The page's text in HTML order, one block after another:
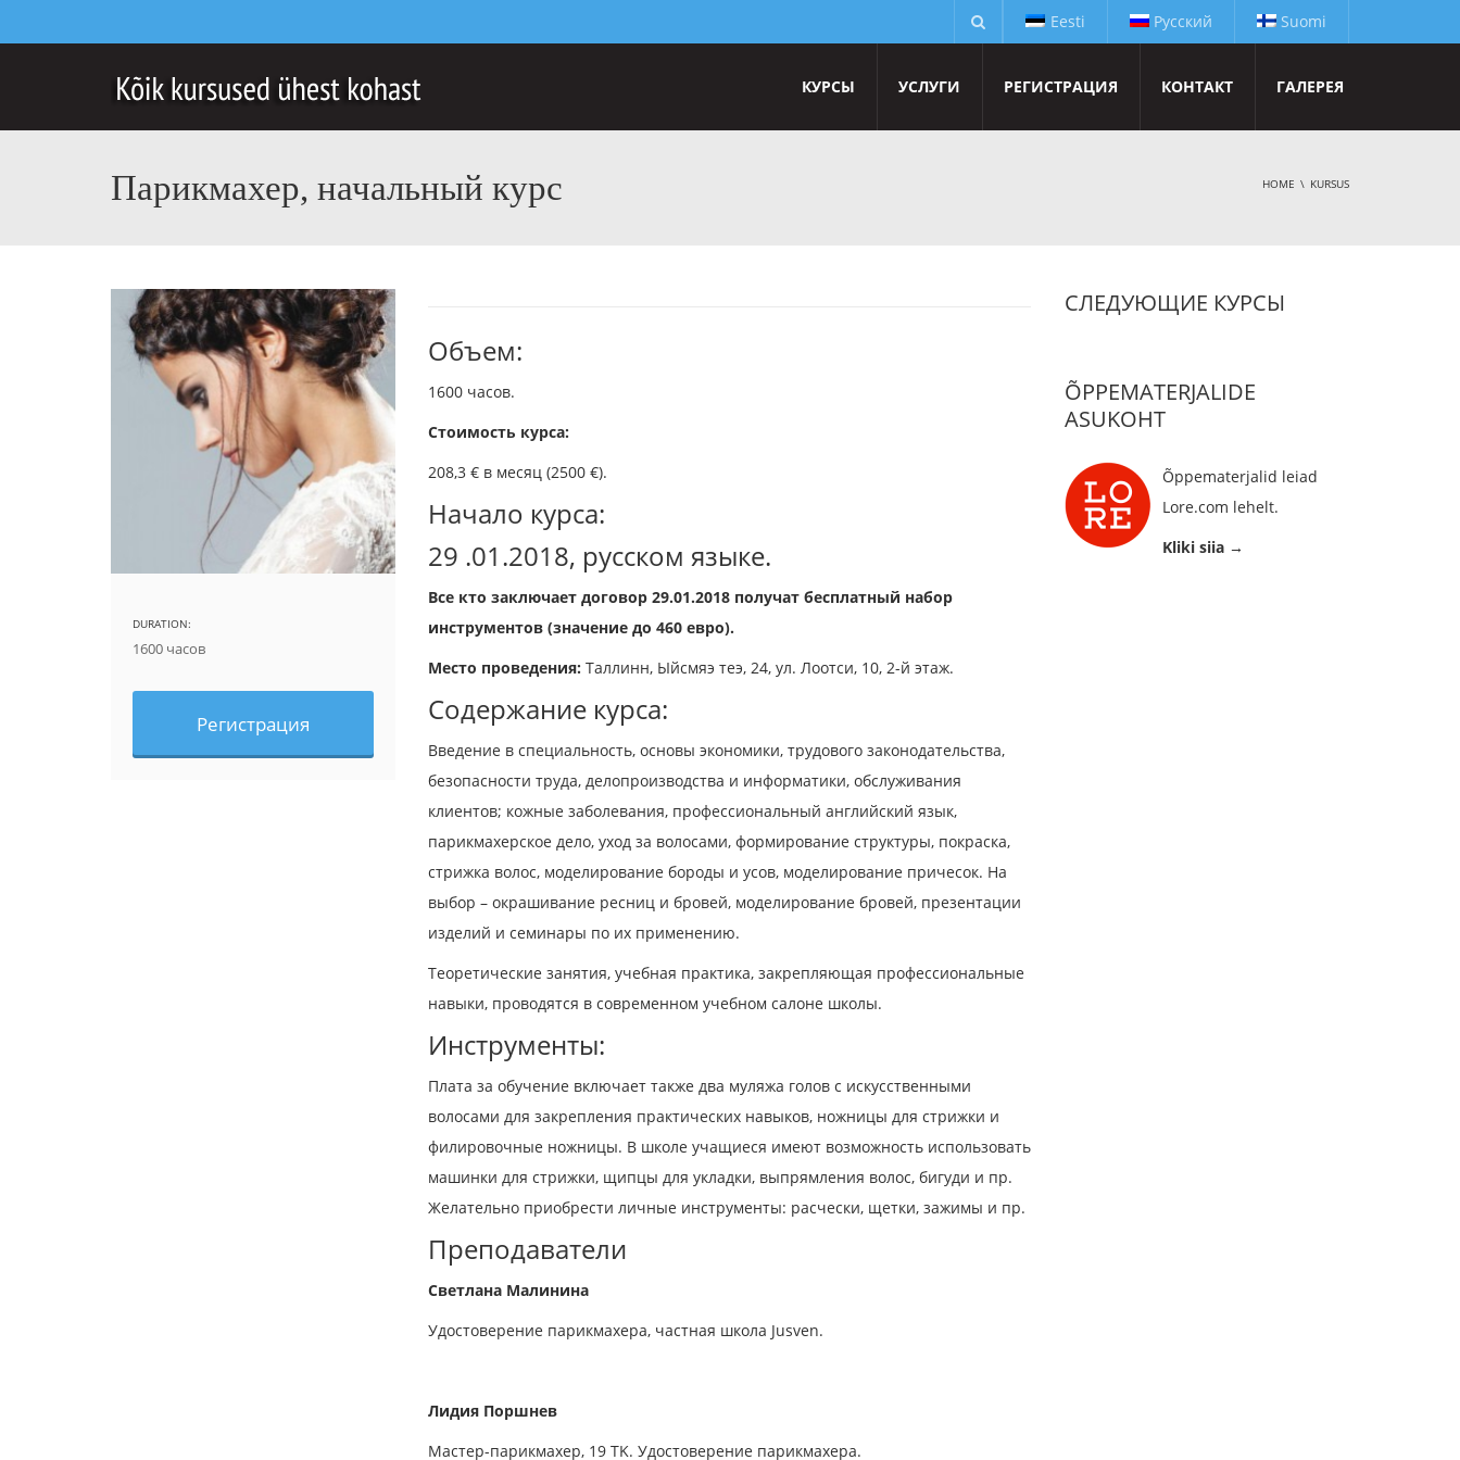
Eesti Русский Suomi
КУРСЫ УСЛУГИ РЕГИСТРАЦИЯ КОНТАКТ ГАЛЕРЕЯ
Парикмахер, начальный курс HOME KURSUS
DURATION:
1600 часов
Регистрация
Объем:
1600 часов.
Стоимость курса:
208,3 € в месяц (2500 €).
Начало курса:
29 .01.2018, русском языке.
Все кто заключает договор 29.01.2018 получат бесплатный набор
инструментов (значение до 460 евро).
Место проведения: Таллинн, Ыйсмяэ теэ, 24, ул. Лоотси, 10, 2-й этаж.
Содержание курса:
Введение в специальность, основы экономики, трудового законодательства,
безопасности труда, делопроизводства и информатики, обслуживания
клиентов; кожные заболевания, профессиональный английский язык,
парикмахерское дело, уход за волосами, формирование структуры, покраска,
стрижка волос, моделирование бороды и усов, моделирование причесок. На
выбор – окрашивание ресниц и бровей, моделирование бровей, презентации
изделий и семинары по их применению.
Теоретические занятия, учебная практика, закрепляющая профессиональные
навыки, проводятся в современном учебном салоне школы.
Инструменты:
Плата за обучение включает также два муляжа голов с искусственными
волосами для закрепления практических навыков, ножницы для стрижки и
филировочные ножницы. В школе учащиеся имеют возможность использовать
машинки для стрижки, щипцы для укладки, выпрямления волос, бигуди и пр.
Желательно приобрести личные инструменты: расчески, щетки, зажимы и пр.
Преподаватели
Светлана Малинина
Удостоверение парикмахера, частная школа Jusven.
Лидия Поршнев
Мастер-парикмахер, 19 TK. Удостоверение парикмахера.
СЛЕДУЮЩИЕ КУРСЫ
ÕPPEMATERJALIDE
ASUKOHT
Õppematerjalid leiad
Lore.com lehelt.
Kliki siia →